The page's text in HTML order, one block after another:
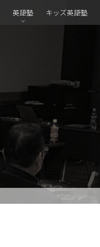
英語塾 キッズ英語塾